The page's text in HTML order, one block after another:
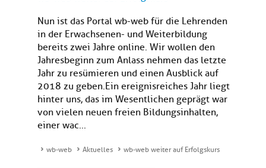
Nun ist das Portal wb-web für die Lehrenden
in der Erwachsenen- und Weiterbildung
bereits zwei Jahre online. Wir wollen den
Jahresbeginn zum Anlass nehmen das letzte
Jahr zu resümieren und einen Ausblick auf
2018 zu geben.Ein ereignisreiches Jahr liegt
hinter uns, das im Wesentlichen geprägt war
von vielen neuen freien Bildungsinhalten,
einer wac...
wb-web Aktuelles wb-web weiter auf Erfolgskurs